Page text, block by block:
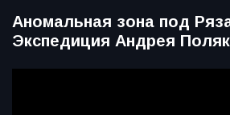
Аномальная зона под
Экспедиция Андрея